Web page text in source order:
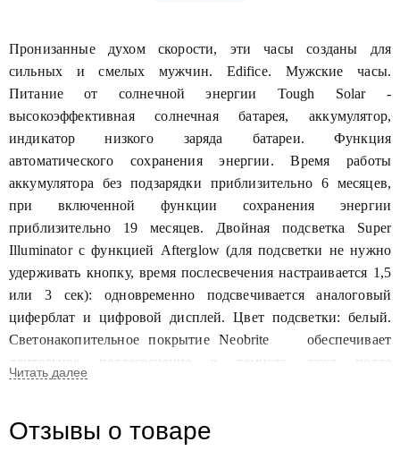
Пронизанные духом скорости, эти часы созданы для
сильных и смелых мужчин.
Edifice. Мужские часы.
Питание от солнечной энергии Tough Solar -
высокоэффективная солнечная батарея, аккумулятор,
индикатор низкого заряда батареи. Функция
автоматического сохранения энергии. Время работы
аккумулятора без подзарядки приблизительно 6 месяцев,
при включенной функции сохранения энергии
приблизительно 19 месяцев. Двойная подсветка Super
Illuminator с функцией Afterglow (для подсветки не нужно
удерживать кнопку, время послесвечения настраивается 1,5
или 3 сек): одновременно подсвечивается аналоговый
циферблат и цифровой дисплей. Цвет подсветки: белый.
Светонакопительное покрытиеNeobrite
обеспечивает
длительное послесвечение в темноте даже после
кратковременного нахождения на свету.
Часы-хронограф
с секундомером и тахиметром.
Отзывы о товаре